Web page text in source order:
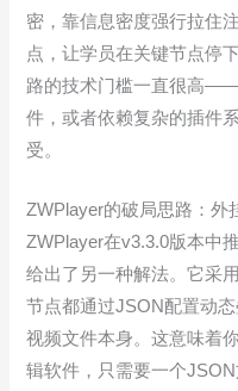
密，靠信息密度强行拉住
点，让学员在关键节点停
路的技术门槛一直很高
件，或者依赖复杂的插件
受。
ZWPlayer的破局思路：外
ZWPlayer在v3.3.0版本中
给出了另一种解法。它采
节点都通过JSON配置动
视频文件本身。这意味着
辑软件，只需要一个